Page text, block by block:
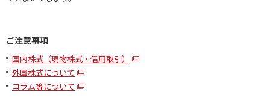
ご注意事項
国内株式（現物株式・信用取引）
外国株式について
コラム等について